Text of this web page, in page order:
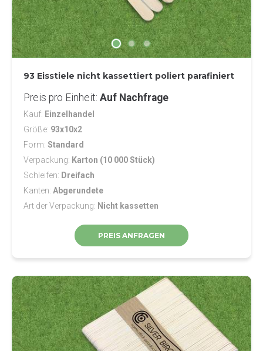
93 Eisstiele nicht kassettiert poliert parafiniert
Preis pro Einheit Auf Nachfrage
Kauf Einzelhandel
Größe 93x10x2
Form Standard
Verpackung
Karton (10 000 Stück)
Schleifen
Dreifach
Kanten Abgerundete
Art der Verpackung
Nicht kassetten
PREIS ANFRAGEN